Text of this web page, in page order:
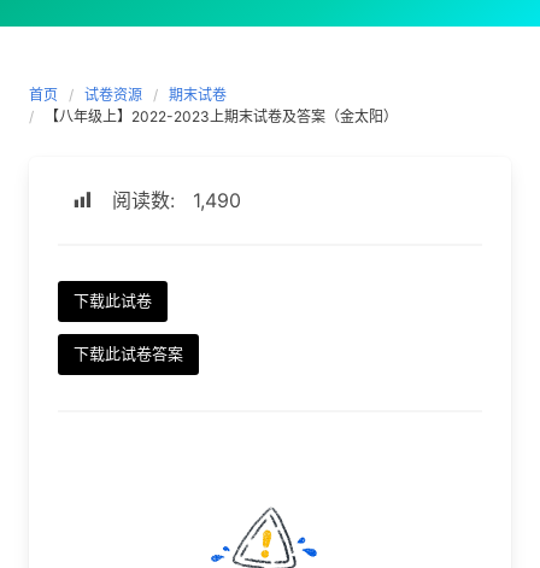
首页 试卷资源
期末试卷
【八年级上】2022-2023上期末试卷及答案（金太阳）
阅读数: 1,490
下载此试卷
下载此试卷答案